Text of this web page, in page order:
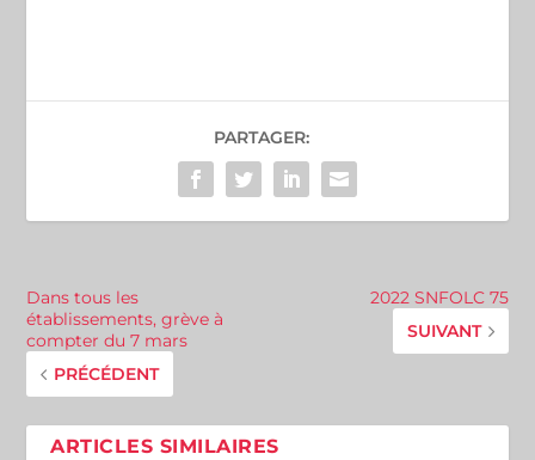
PARTAGER:
Dans tous les
établissements, grève à
compter du 7 mars
PRÉCÉDENT
2022 SNFOLC 75
SUIVANT
ARTICLES SIMILAIRES